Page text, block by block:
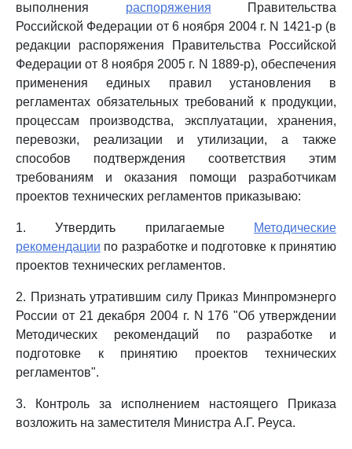
выполнения распоряжения Правительства
Российской Федерации от 6 ноября 2004 г. N 1421-р (в
редакции распоряжения Правительства Российской
Федерации от 8 ноября 2005 г. N 1889-р), обеспечения
применения единых правил установления в
регламентах обязательных требований к продукции,
процессам производства, эксплуатации, хранения,
перевозки, реализации и утилизации, а также
способов подтверждения соответствия этим
требованиям и оказания помощи разработчикам
проектов технических регламентов приказываю:
1. Утвердить прилагаемые
Методические
рекомендации по разработке и подготовке к принятию
проектов технических регламентов.
2. Признать утратившим силу Приказ Минпромэнерго
России от 21 декабря 2004 г. N 176 "Об утверждении
Методических рекомендаций по разработке и
подготовке к принятию проектов технических
регламентов".
3. Контроль за исполнением настоящего Приказа
возложить на заместителя Министра А.Г. Реуса.